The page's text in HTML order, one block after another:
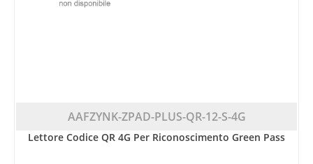
AAFZYNK-ZPAD-PLUS-QR-12-S-4G
Lettore Codice QR 4G Per Riconoscimento Green Pass